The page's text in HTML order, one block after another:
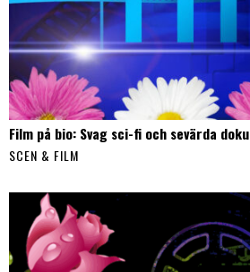
Film på bio: Svag sci-fi och sevärda
SCEN & FILM